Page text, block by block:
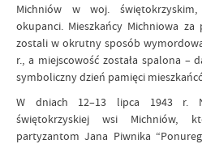
Michniów w woj.
okupanci. Mieszkańcy Michniowa
zostali w okrutny sposób
r., a miejscowość została spalona –
symboliczny dzień pamięci
W dniach 12–13 lipca 1943 r.
świętokrzyskiej wsi Michniów,
partyzantom Jana Piwnika